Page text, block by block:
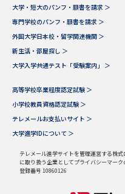
大学・短大のパンフ・願書を請求 ＞
専門学校のパンフ・願書を請求 ＞
外国大学日本校・留学関連機関 ＞
新生活・部屋探し ＞
大学入学共通テスト「受験案内」 ＞
高等学校卒業程度認定試験 ＞
小学校教員資格認定試験 ＞
テレメールお支払いサイト ＞
大学進学IDについて ＞
テレメール進学サイトを管理運営する株
に取り扱う企業としてプライバシーマーク
登録番号 10860126